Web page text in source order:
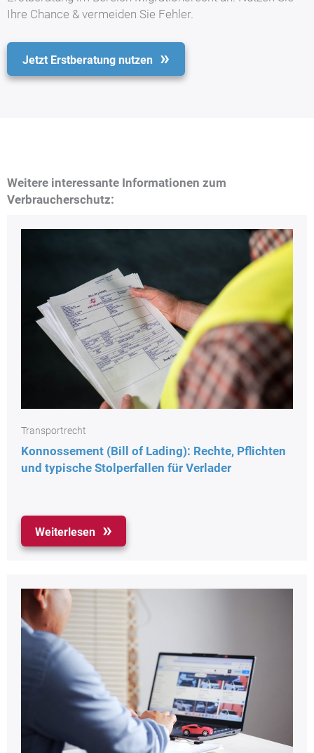
Ihre Chance & vermeiden Sie Fehler.
Jetzt Erstberatung nutzen
Weitere interessante Informationen zum
Verbraucherschutz:
Transportrecht
Konnossement (Bill of Lading): Rechte, Pflichten
und typische Stolperfallen für Verlader
Weiterlesen